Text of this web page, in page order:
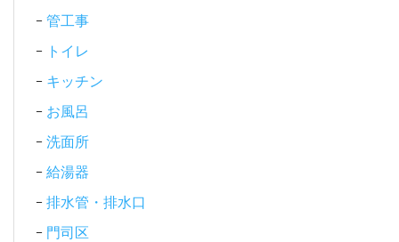
管工事
トイレ
キッチン
お風呂
洗面所
給湯器
排水管・排水口
門司区